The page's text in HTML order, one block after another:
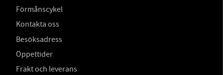
Förmånscykel
Kontakta oss
Besöksadress
Öppettider
Frakt och leverans